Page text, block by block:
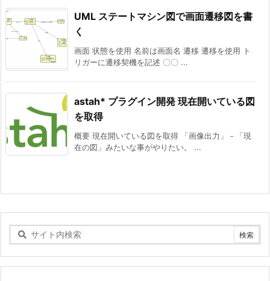
UML ステートマシン図で画面遷移図を書
く
画面 状態を使用 名前は画面名 遷移 遷移を使用 ト
リガーに遷移契機を記述 〇〇 ...
astah* プラグイン開発 現在開いている図
を取得
概要 現在開いている図を取得 「画像出力」－「現
在の図」みたいな事がやりたい。 ...